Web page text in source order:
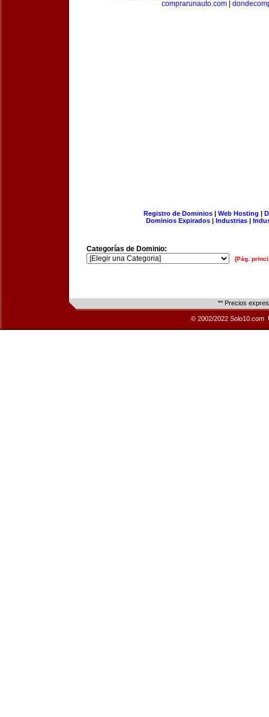
comprarunauto.com
Registro de Dominios| Web Hosting |
Dominios Expirados | Industrias |
Categorías de Dominio:
[Pág.
** Precios
© 2002/2022 Solo10.com